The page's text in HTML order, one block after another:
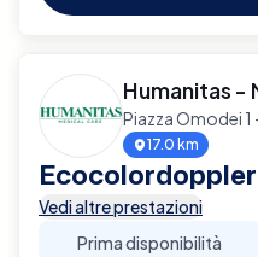
Humanitas -
Piazza Omodei
17.0 km
Vedi altre prestazioni
Prima disponibilità